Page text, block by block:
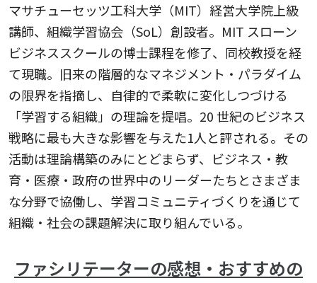
マサチューセッツ工科大学（MIT）経営大学院上級
講師、組織学習協会（SoL）創設者。MIT スローン
ビジネススクールの博士課程を修了、同校教授を経
て現職。旧来の階層的なマネジメント・パラダイム
の限界を指摘し、自律的で柔軟に変化しつづける
「学習する組織」の理論を提唱。20 世紀のビジネス
戦略に最も大きな影響を与えた1人と評される。その
活動は理論構築のみにとどまらず、ビジネス・教
育・医療・政府の世界中のリーダーたちとさまざま
な分野で協働し、学習コミュニティづくりを通じて
組織・社会の課題解決に取り組んでいる。
ファシリテーターの感想・おすすめの